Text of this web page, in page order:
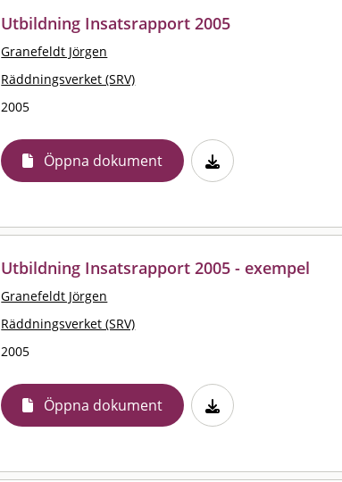
Utbildning Insatsrapport 2005
Granefeldt Jörgen
Räddningsverket (SRV)
2005
Öppna dokument
Utbildning Insatsrapport 2005 - exempel
Granefeldt Jörgen
Räddningsverket (SRV)
2005
Öppna dokument